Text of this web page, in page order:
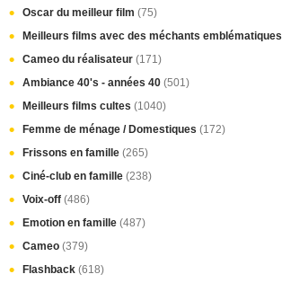
Oscar du meilleur film (75)
Meilleurs films avec des méchants emblématiques
Cameo du réalisateur (171)
Ambiance 40's - années 40 (501)
Meilleurs films cultes (1040)
Femme de ménage / Domestiques (172)
Frissons en famille (265)
Ciné-club en famille (238)
Voix-off (486)
Emotion en famille (487)
Cameo (379)
Flashback (618)